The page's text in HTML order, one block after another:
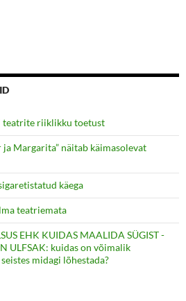
teatrite riiklikku toetust
ja Margarita” näitab käimasolevat
käega
teatriemata
EHK KUIDAS MAALIDA SÜGIST -
ULFSAK: kuidas on võimalik
midagi lõhestada?